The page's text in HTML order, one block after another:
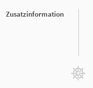
Zusatzinformation